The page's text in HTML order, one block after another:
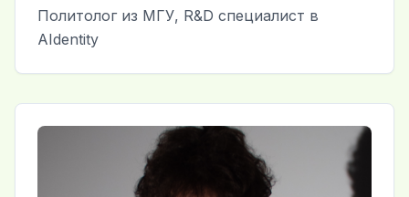
Политолог из МГУ, R&D специалист в
AIdentity